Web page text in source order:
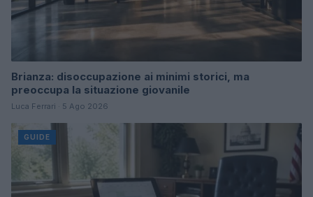
Brianza: disoccupazione ai minimi storici, ma
preoccupa la situazione giovanile
Luca Ferrari · 5 Ago 2026
GUIDE